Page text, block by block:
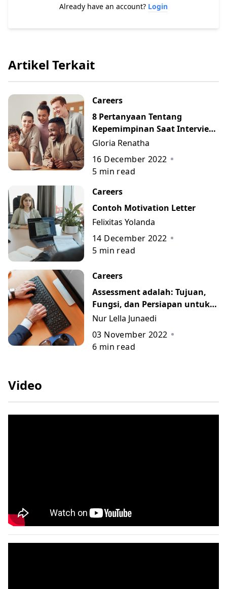
Already have an account? Login
Artikel Terkait
Careers
8 Pertanyaan Tentang
Kepemimpinan Saat Interview
Kerja beserta Jawaban
Gloria Renatha
16 December 2022
5 min read
Careers
Contoh Motivation Letter
Felixitas Yolanda
14 December 2022
5 min read
Careers
Assessment adalah: Tujuan,
Fungsi, dan Persiapan untuk
Menghadapinya
Nur Lella Junaedi
03 November 2022
6 min read
Video